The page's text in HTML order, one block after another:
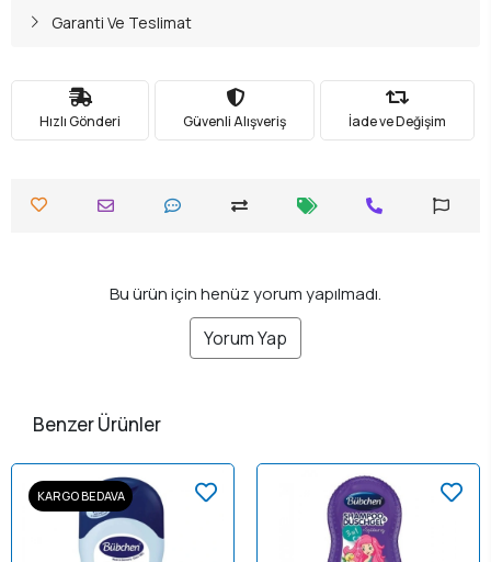
Garanti Ve Teslimat
Hızlı Gönderi Güvenli Alışveriş İade ve Değişim
Bu ürün için henüz yorum yapılmadı.
Yorum Yap
Benzer Ürünler
KARGO BEDAVA